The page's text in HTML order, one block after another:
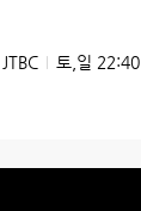
JTBC 토,일 22:40